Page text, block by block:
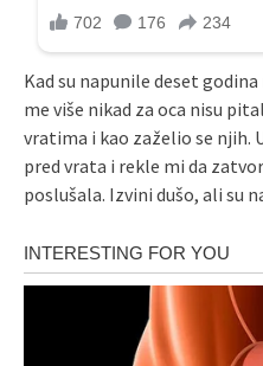
Kad su napunile deset
me više nikad za oca nisu
vratima i kao zaželio se njih.
pred vrata i rekle mi da
poslušala. Izvini dušo, ali su